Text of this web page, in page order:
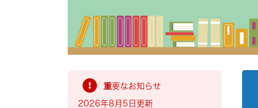
重要なお知らせ
2026年8月5日更新